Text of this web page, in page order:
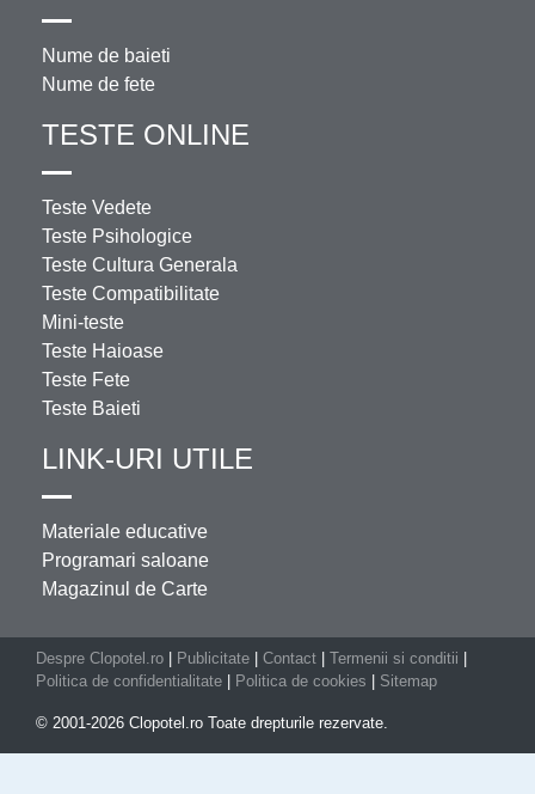
Nume de baieti
Nume de fete
TESTE ONLINE
Teste Vedete
Teste Psihologice
Teste Cultura Generala
Teste Compatibilitate
Mini-teste
Teste Haioase
Teste Fete
Teste Baieti
LINK-URI UTILE
Materiale educative
Programari saloane
Magazinul de Carte
Despre Clopotel.ro Publicitate Contact Termenii si conditii
Politica de confidentialitate
Politica de cookies Sitemap
© 2001-2026 Clopotel.ro Toate drepturile rezervate.